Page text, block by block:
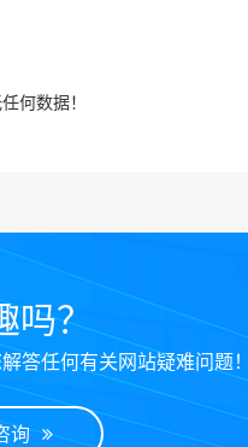
何数据！
吗？
答任何有关网站疑难问题！
询